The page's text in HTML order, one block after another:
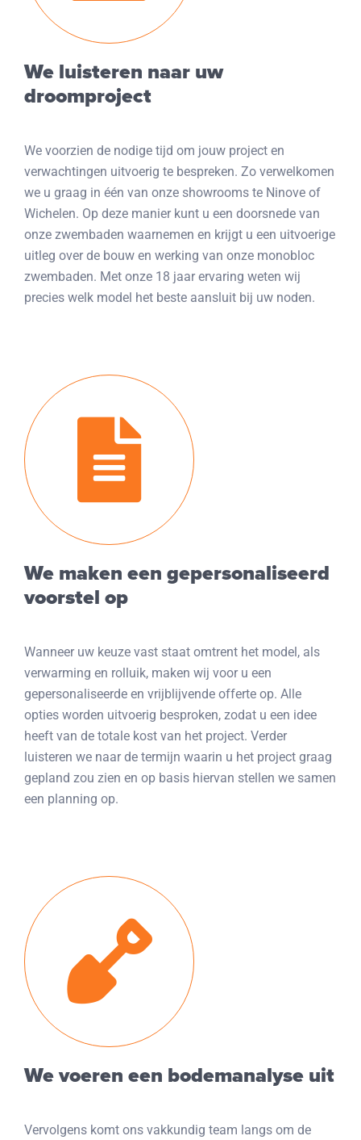
We luisteren naar uw
droomproject
We voorzien de nodige tijd om jouw project en
verwachtingen uitvoerig te bespreken. Zo verwelkomen
we u graag in één van onze showrooms te Ninove of
Wichelen. Op deze manier kunt u een doorsnede van
onze zwembaden waarnemen en krijgt u een uitvoerige
uitleg over de bouw en werking van onze monobloc
zwembaden. Met onze 18 jaar ervaring weten wij
precies welk model het beste aansluit bij uw noden.
We maken een gepersonaliseerd
voorstel op
Wanneer uw keuze vast staat omtrent het model, als
verwarming en rolluik, maken wij voor u een
gepersonaliseerde en vrijblijvende offerte op. Alle
opties worden uitvoerig besproken, zodat u een idee
heeft van de totale kost van het project. Verder
luisteren we naar de termijn waarin u het project graag
gepland zou zien en op basis hiervan stellen we samen
een planning op.
We voeren een bodemanalyse uit
Vervolgens komt ons vakkundig team langs om de